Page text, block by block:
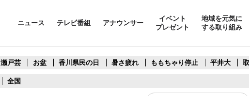
ニュース テレビ番組 アナウンサー
イベント
プレゼント
地域を元気に
する取り組み
瀬戸芸 お盆 香川県民の日 暑さ疲れ ももちゃり停止 平井大 取
全国